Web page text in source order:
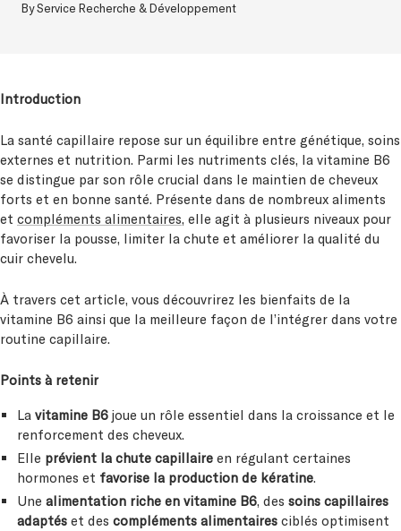
By Service Recherche & Développement
Introduction
La santé capillaire repose sur un équilibre entre génétique, soins
externes et nutrition. Parmi les nutriments clés, la vitamine B6
se distingue par son rôle crucial dans le maintien de cheveux
forts et en bonne santé. Présente dans de nombreux aliments
et compléments alimentaires, elle agit à plusieurs niveaux pour
favoriser la pousse, limiter la chute et améliorer la qualité du
cuir chevelu.
À travers cet article, vous découvrirez les bienfaits de la
vitamine B6 ainsi que la meilleure façon de l’intégrer dans votre
routine capillaire.
Points à retenir
La vitamine B6joue un rôle essentiel dans la croissance et le
renforcement des cheveux.
Elle prévient la chute capillaireen régulant certaines
hormones et favorise la production de kératine.
Une alimentation riche en vitamine B6, des soins capillaires
adaptéset des compléments alimentairesciblés optimisent